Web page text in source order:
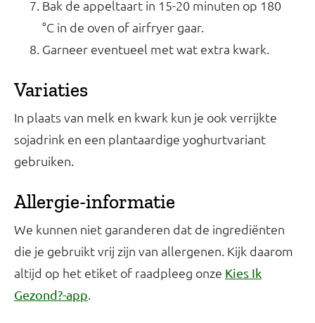
Bak de appeltaart in 15-20 minuten op 180
°C in de oven of airfryer gaar.
Garneer eventueel met wat extra kwark.
Variaties
In plaats van melk en kwark kun je ook verrijkte
sojadrink en een plantaardige yoghurtvariant
gebruiken.
Allergie-informatie
We kunnen niet garanderen dat de ingrediënten
die je gebruikt vrij zijn van allergenen. Kijk daarom
altijd op het etiket of raadpleeg onze Kies Ik
Gezond?-app.